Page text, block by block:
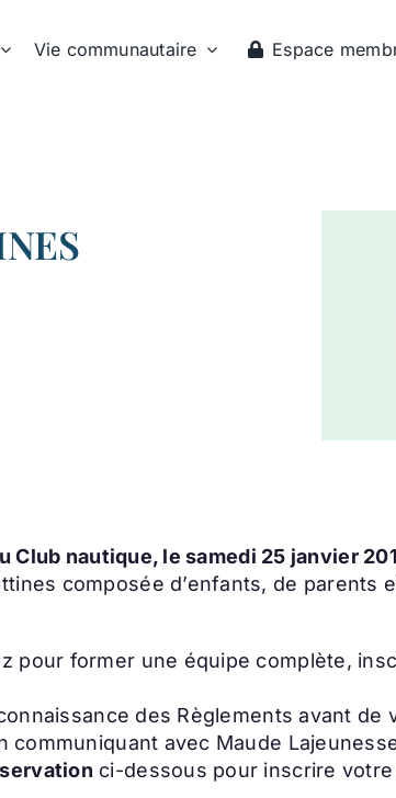
Vie communautaire Espace
Club nautique, le samedi 25 janvier
composée d’enfants, de parents
pour former une équipe complète,
des Règlements avant
communiquant avec Maude
ci-dessous pour inscrire